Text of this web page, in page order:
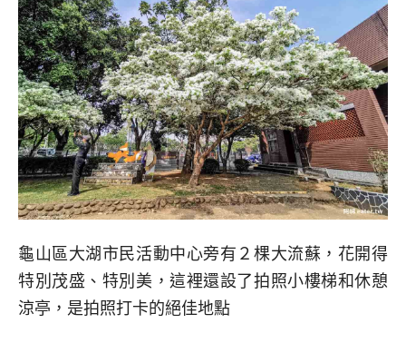
龜山區大湖市民活動中心旁有２棵大流蘇，花開得
特別茂盛、特別美，這裡還設了拍照小樓梯和休憩
涼亭，是拍照打卡的絕佳地點